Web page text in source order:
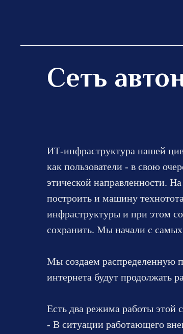
Сеть
ИТ-инфраструктура нашей
как пользователи - в свою
этической направленности.
построить и машину
инфраструктуры и при этом
сохранить. Мы начали с
Мы создаем распределенную
интернета будут продолжать
Есть два режима работы этой
- В ситуации работающего